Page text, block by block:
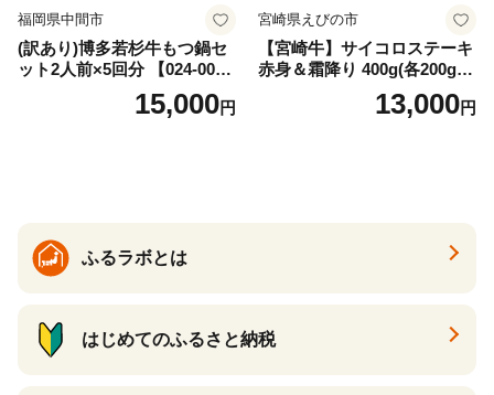
福岡県中間市
(訳あり)博多若杉牛もつ鍋セ
ット2人前×5回分 【024-002
15,000円
宮崎県えびの市
【宮崎牛】サイコロステーキ
赤身＆霜降り 400g(各200g×
１P 計2P) 真空パック 冷凍
13,000円
ふるラボとは
はじめてのふるさと納税